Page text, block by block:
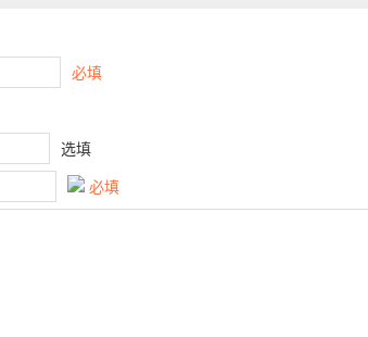
必填
选填
必填